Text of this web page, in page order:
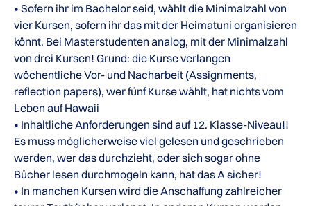
• Sofern ihr im Bachelor seid, wählt die Minimalzahl von
vier Kursen, sofern ihr das mit der Heimatuni organisieren
könnt. Bei Masterstudenten analog, mit der Minimalzahl
von drei Kursen! Grund: die Kurse verlangen
wöchentliche Vor- und Nacharbeit (Assignments,
reflection papers), wer fünf Kurse wählt, hat nichts vom
Leben auf Hawaii
• Inhaltliche Anforderungen sind auf 12. Klasse-Niveau!!
Es muss möglicherweise viel gelesen und geschrieben
werden, wer das durchzieht, oder sich sogar ohne
Bücher lesen durchmogeln kann, hat das A sicher!
• In manchen Kursen wird die Anschaffung zahlreicher